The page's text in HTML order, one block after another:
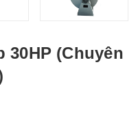
30HP (Chuyên